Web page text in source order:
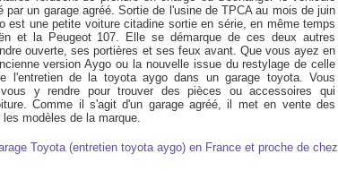
par un garage agréé. Sortie de l'usine de TPCA au mois de juin
est une petite voiture citadine sortie en série, en même temps
et la Peugeot 107. Elle se démarque de ces deux autres
ouverte, ses portières et ses feux avant. Que vous ayez en
version Aygo ou la nouvelle issue du restylage de celle
l'entretien de la toyota aygo dans un garage toyota. Vous
y rendre pour trouver des pièces ou accessoires qui
Comme il s'agit d'un garage agréé, il met en vente des
modèles de la marque.
Toyota (entretien toyota aygo) en France et proche de chez